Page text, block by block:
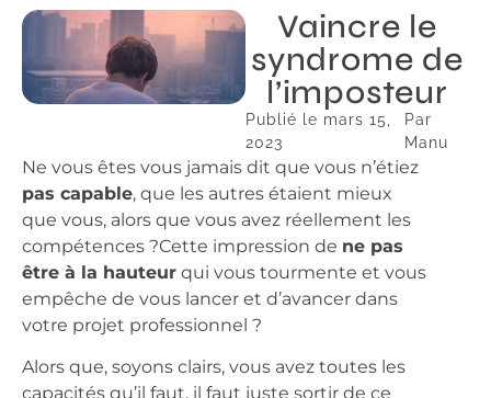
Vaincre le
syndrome de
l’imposteur
Publié le mars 15,
2023
Par
Manu
Ne vous êtes vous jamais dit que vous n’étiez
pas capable, que les autres étaient mieux
que vous, alors que vous avez réellement les
compétences ?Cette impression de ne pas
être à la hauteur qui vous tourmente et vous
empêche de vous lancer et d’avancer dans
votre projet professionnel ?
Alors que, soyons clairs, vous avez toutes les
capacités qu’il faut, il faut juste sortir de ce